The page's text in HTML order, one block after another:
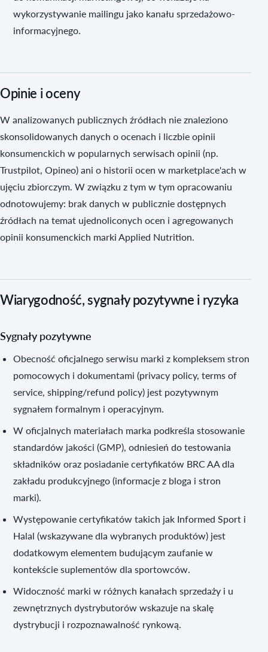
wykorzystywanie mailingu jako kanału sprzedażowo-
informacyjnego.
Opinie i oceny
W analizowanych publicznych źródłach nie znaleziono
skonsolidowanych danych o ocenach i liczbie opinii
konsumenckich w popularnych serwisach opinii (np.
Trustpilot, Opineo) ani o historii ocen w marketplace'ach w
ujęciu zbiorczym. W związku z tym w tym opracowaniu
odnotowujemy: brak danych w publicznie dostępnych
źródłach na temat ujednoliconych ocen i agregowanych
opinii konsumenckich marki Applied Nutrition.
Wiarygodność, sygnały pozytywne i ryzyka
Sygnały pozytywne
Obecność oficjalnego serwisu marki z kompleksem stron
pomocowych i dokumentami (privacy policy, terms of
service, shipping/refund policy) jest pozytywnym
sygnałem formalnym i operacyjnym.
W oficjalnych materiałach marka podkreśla stosowanie
standardów jakości (GMP), odniesień do testowania
składników oraz posiadanie certyfikatów BRC AA dla
zakładu produkcyjnego (informacje z bloga i stron
marki).
Występowanie certyfikatów takich jak Informed Sport i
Halal (wskazywane dla wybranych produktów) jest
dodatkowym elementem budującym zaufanie w
kontekście suplementów dla sportowców.
Widoczność marki w różnych kanałach sprzedaży i u
zewnętrznych dystrybutorów wskazuje na skalę
dystrybucji i rozpoznawalność rynkową.